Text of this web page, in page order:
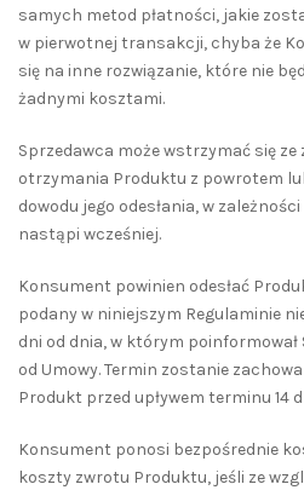
samych metod płatności, jakie
w pierwotnej transakcji, chyba że
się na inne rozwiązanie, które nie
żadnymi kosztami.
Sprzedawca może wstrzymać się
otrzymania Produktu z powrotem
dowodu jego odesłania, w
nastąpi wcześniej.
Konsument powinien odesłać
podany w niniejszym Regulaminie
dni od dnia, w którym
od Umowy. Termin zostanie
Produkt przed upływem terminu 14
Konsument ponosi bezpośrednie
koszty zwrotu Produktu, jeśli ze